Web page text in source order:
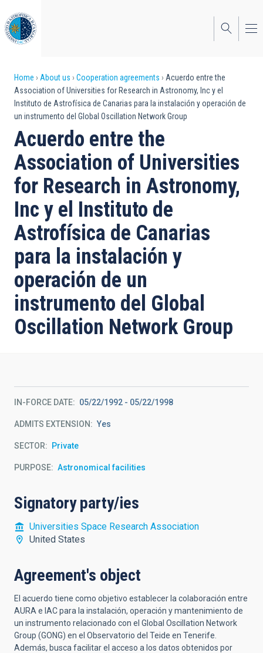
to
main
content
Breadcrumb
Home About us Cooperation agreements
Acuerdo entre the
Association of Universities for Research in Astronomy, Inc y el
Instituto de Astrofísica de Canarias para la instalación y operación de
un instrumento del Global Oscillation Network Group
Acuerdo entre the
Association of Universities
for Research in Astronomy,
Inc y el Instituto de
Astrofísica de Canarias
para la instalación y
operación de un
instrumento del Global
Oscillation Network Group
IN-FORCE DATE 05/22/1992 - 05/22/1998
ADMITS EXTENSION Yes
SECTOR Private
PURPOSE Astronomical facilities
Signatory party/ies
Universities Space Research Association
United States
Agreement's object
El acuerdo tiene como objetivo establecer la colaboración entre
AURA e IAC para la instalación, operación y mantenimiento de
un instrumento relacionado con el Global Oscillation Network
Group (GONG) en el Observatorio del Teide en Tenerife.
Además, busca facilitar el acceso a los datos obtenidos por